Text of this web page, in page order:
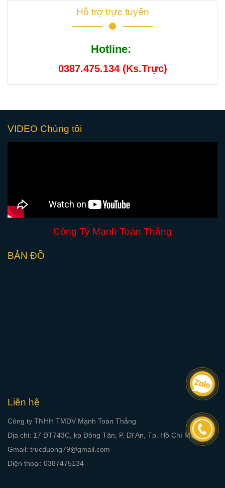
Hỗ trợ trực tuyến
Hotline:
0387.475.134 (Ks.Trực)
VIDEO Chúng tôi
Công Ty Mạnh Toàn Thắng
BẢN ĐỒ
Liên hệ
Công ty TNHH TMDV Mạnh Toàn Thắng
Địa chỉ: 17 ĐT743C, kp Đông Tân, P. Dĩ An, Tp. Hồ Chí Minh
Gmail: trucduong79@gmail.com
Điện thoại: 0387475134